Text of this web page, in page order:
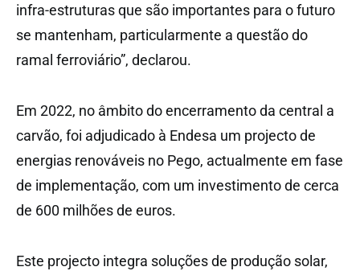
infra-estruturas que são importantes para o futuro
se mantenham, particularmente a questão do
ramal ferroviário”, declarou.
Em 2022, no âmbito do encerramento da central a
carvão, foi adjudicado à Endesa um projecto de
energias renováveis no Pego, actualmente em fase
de implementação, com um investimento de cerca
de 600 milhões de euros.
Este projecto integra soluções de produção solar,